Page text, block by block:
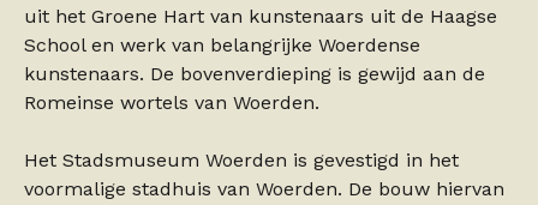
uit het Groene Hart van kunstenaars uit de Haagse
School en werk van belangrijke Woerdense
kunstenaars. De bovenverdieping is gewijd aan de
Romeinse wortels van Woerden.
Het Stadsmuseum Woerden is gevestigd in het
voormalige stadhuis van Woerden. De bouw hiervan